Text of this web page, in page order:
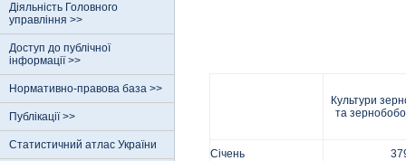
Діяльність Головного
управління >>
Доступ до публічної
інформації >>
Нормативно-правова база >>
Публікації >>
Статистичний атлас України
Культури
та
Січень